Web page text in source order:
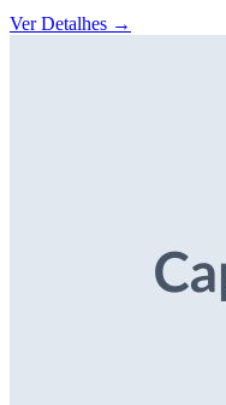
Ver Detalhes →